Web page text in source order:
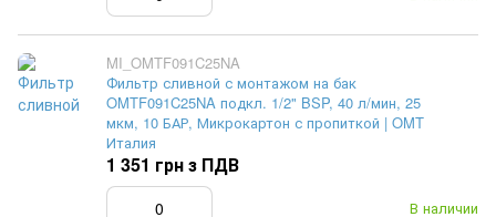
MI_OMTF091C25NA
Фильтр сливной с монтажом на бак
OMTF091C25NA подкл. 1/2" BSP, 40 л/мин, 25
мкм, 10 БАР, Микрокартон с пропиткой | OMT
Италия
В наличии
1 351 грн з ПДВ